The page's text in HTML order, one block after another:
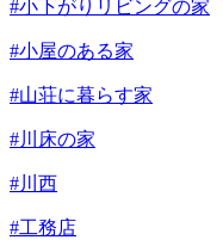
#小下がりリビングの家
#小屋のある家
#山荘に暮らす家
#川床の家
#川西
#工務店